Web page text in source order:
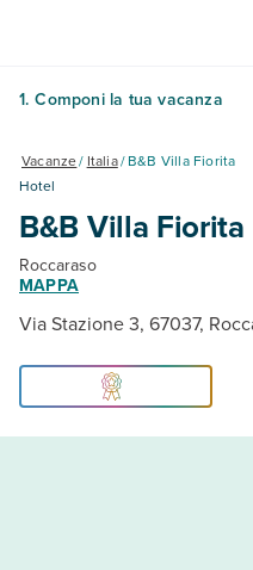
1. Componi la tua vacanza
Vacanze/ Italia/B&B Villa Fiorita
Hotel
B&B Villa Fiorita
Roccaraso
MAPPA
Via Stazione 3, 67037,